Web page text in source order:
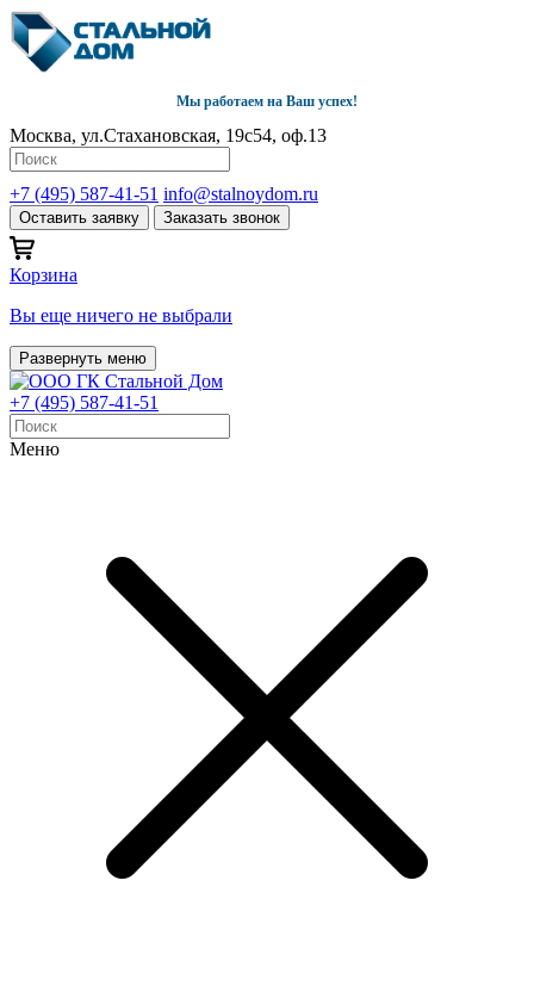
Мы работаем на Ваш успех!
Москва, ул.Стахановская, 19с54, оф.13
+7 (495) 587-41-51 info@stalnoydom.ru
Оставить заявку Заказать звонок
Корзина
Вы еще ничего не выбрали
Развернуть меню
+7 (495) 587-41-51
Меню